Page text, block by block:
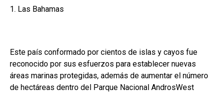
1. Las Bahamas
Este país conformado por cientos de islas y cayos fue
reconocido por sus esfuerzos para establecer nuevas
áreas marinas protegidas, además de aumentar el número
de hectáreas dentro del Parque Nacional AndrosWest